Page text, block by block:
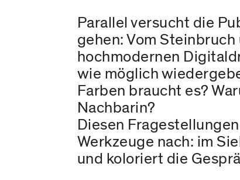
Parallel versucht die
gehen: Vom
hochmodernen
wie möglich
Farben braucht es?
Nachbarin?
Diesen
Werkzeuge nach: im
und koloriert die